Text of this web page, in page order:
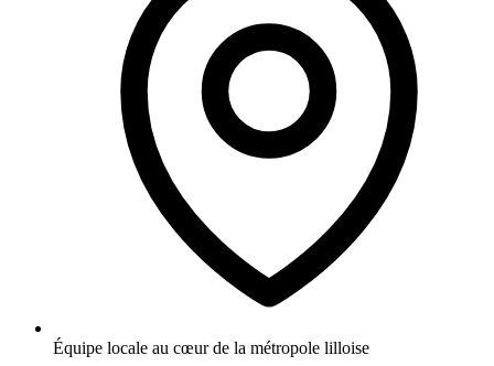
Équipe locale au cœur de la métropole lilloise